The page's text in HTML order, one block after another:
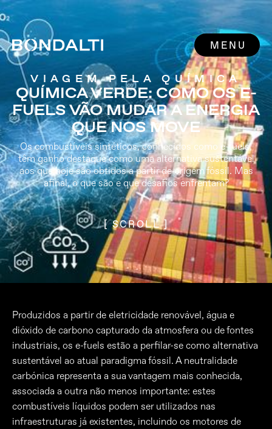
MENU
VIAGEM PELA QUÍMICA
QUÍMICA VERDE: COMO OS E-
FUELS VÃO MUDAR A ENERGIA
QUE NOS MOVE
Os combustíveis sintéticos, conhecidos como e-fuels,
têm ganho destaque como uma alternativa sustentável
aos que hoje são obtidos a partir de origem fóssil. Mas
afinal, o que são e que desafios enfrentam?
[ SCROLL ]
Produzidos a partir de eletricidade renovável, água e
dióxido de carbono capturado da atmosfera ou de fontes
industriais, os e-fuels estão a perfilar-se como alternativa
sustentável ao atual paradigma fóssil. A neutralidade
carbónica representa a sua vantagem mais conhecida,
associada a outra não menos importante: estes
combustíveis líquidos podem ser utilizados nas
infraestruturas já existentes, incluindo os motores de